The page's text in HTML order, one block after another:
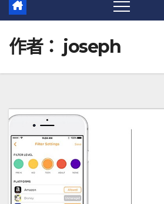
作者： joseph